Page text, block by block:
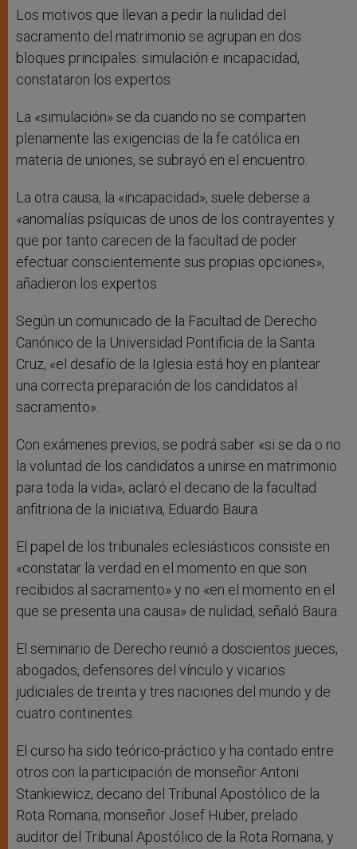
Los motivos que llevan a pedir la nulidad del
sacramento del matrimonio se agrupan en dos
bloques principales: simulación e incapacidad,
constataron los expertos.
La «simulación» se da cuando no se comparten
plenamente las exigencias de la fe católica en
materia de uniones, se subrayó en el encuentro.
La otra causa, la «incapacidad», suele deberse a
«anomalías psíquicas de unos de los contrayentes y
que por tanto carecen de la facultad de poder
efectuar conscientemente sus propias opciones»,
añadieron los expertos.
Según un comunicado de la Facultad de Derecho
Canónico de la Universidad Pontificia de la Santa
Cruz, «el desafío de la Iglesia está hoy en plantear
una correcta preparación de los candidatos al
sacramento».
Con exámenes previos, se podrá saber «si se da o no
la voluntad de los candidatos a unirse en matrimonio
para toda la vida», aclaró el decano de la facultad
anfitriona de la iniciativa, Eduardo Baura.
El papel de los tribunales eclesiásticos consiste en
«constatar la verdad en el momento en que son
recibidos al sacramento» y no «en el momento en el
que se presenta una causa» de nulidad, señaló Baura.
El seminario de Derecho reunió a doscientos jueces,
abogados, defensores del vínculo y vicarios
judiciales de treinta y tres naciones del mundo y de
cuatro continentes.
El curso ha sido teórico-práctico y ha contado entre
otros con la participación de monseñor Antoni
Stankiewicz, decano del Tribunal Apostólico de la
Rota Romana; monseñor Josef Huber, prelado
auditor del Tribunal Apostólico de la Rota Romana, y